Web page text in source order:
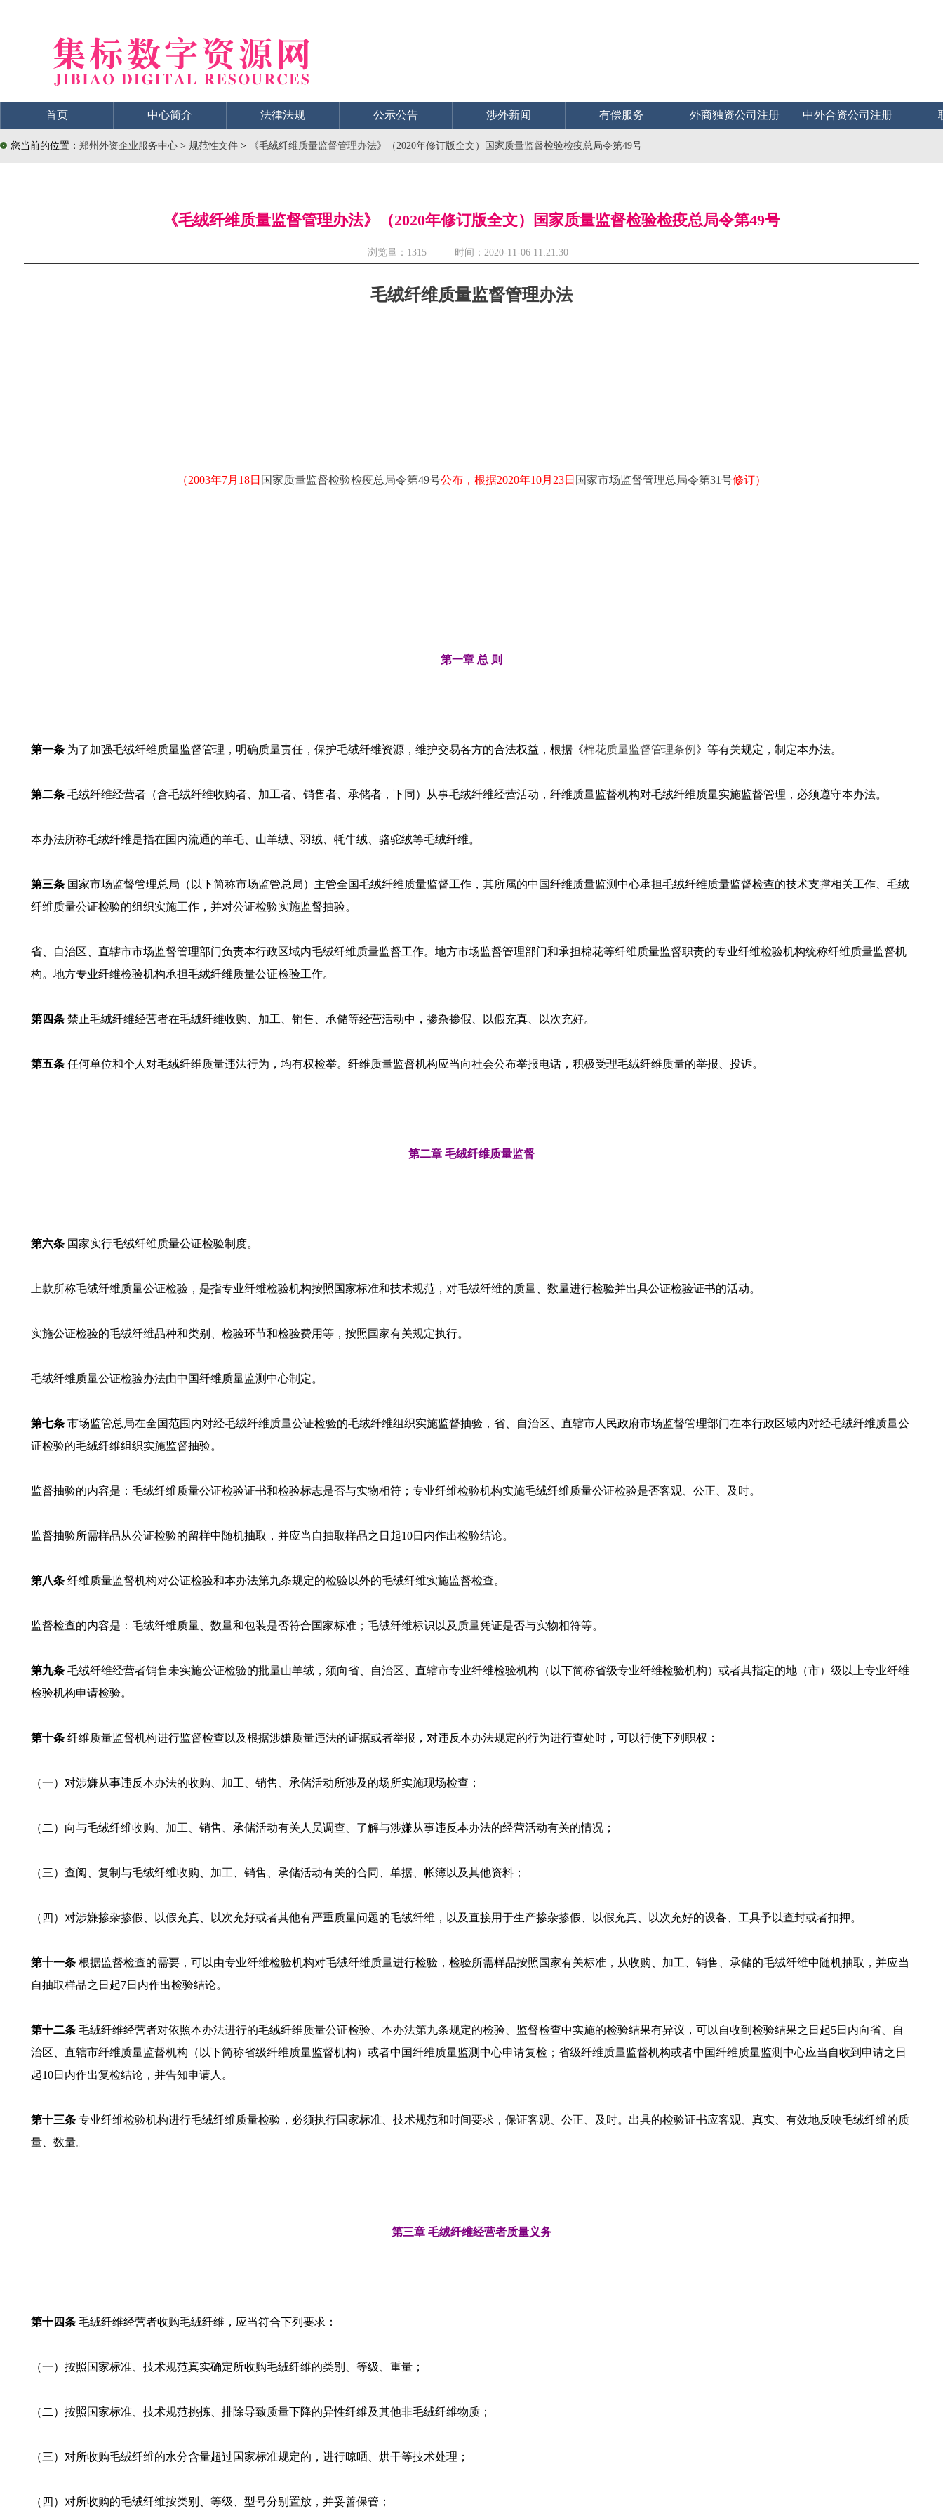
首页 中心简介 法律法规 公示公告 涉外新闻 有偿服务 外商独资公司注册 中外合资公司注册
您当前的位置： 郑州外资企业服务中心 > 规范性文件 > 《毛绒纤维质量监督管理办法》（2020年修订版全文）国家质量监督检验检疫总局令第49号
《毛绒纤维质量监督管理办法》（2020年修订版全文）国家质量监督检验检疫总局令第49号
浏览量： 1315 时间：2020-11-06 11:21:30
毛绒纤维质量监督管理办法
（2003年7月18日 国家质量监督检验检疫总局令第49号公布，根据2020年10月23日 国家市场监督管理总局令第31号修订）
第一章 总 则
第一条 为了加强毛绒纤维质量监督管理，明确质量责任，保护毛绒纤维资源，维护交易各方的合法权益，根据《棉花质量监督管理条例 》等有关规定，制定本办法。
第二条 毛绒纤维经营者（含毛绒纤维收购者、加工者、销售者、承储者，下同）从事毛绒纤维经营活动，纤维质量监督机构对毛绒纤维质量实施监督管理，必须遵守本办法。
本办法所称毛绒纤维是指在国内流通的羊毛、山羊绒、羽绒、牦牛绒、骆驼绒等毛绒纤维。
第三条 国家市场监督管理总局（以下简称市场监管总局）主管全国毛绒纤维质量监督工作，其所属的中国纤维质量监测中心承担毛绒纤维质量监督检查的技术支撑相关工作、毛绒
纤维质量公证检验的组织实施工作，并对公证检验实施监督抽验。
省、自治区、直辖市市场监督管理部门负责本行政区域内毛绒纤维质量监督工作。地方市场监督管理部门和承担棉花等纤维质量监督职责的专业纤维检验机构统称纤维质量监督机
构。地方专业纤维检验机构承担毛绒纤维质量公证检验工作。
第四条 禁止毛绒纤维经营者在毛绒纤维收购、加工、销售、承储等经营活动中，掺杂掺假、以假充真、以次充好。
第五条 任何单位和个人对毛绒纤维质量违法行为，均有权检举。纤维质量监督机构应当向社会公布举报电话，积极受理毛绒纤维质量的举报、投诉。
第二章 毛绒纤维质量监督
第六条 国家实行毛绒纤维质量公证检验制度。
上款所称毛绒纤维质量公证检验，是指专业纤维检验机构按照国家标准和技术规范，对毛绒纤维的质量、数量进行检验并出具公证检验证书的活动。
实施公证检验的毛绒纤维品种和类别、检验环节和检验费用等，按照国家有关规定执行。
毛绒纤维质量公证检验办法由中国纤维质量监测中心制定。
第七条 市场监管总局在全国范围内对经毛绒纤维质量公证检验的毛绒纤维组织实施监督抽验，省、自治区、直辖市人民政府市场监督管理部门在本行政区域内对经毛绒纤维质量公
证检验的毛绒纤维组织实施监督抽验。
监督抽验的内容是：毛绒纤维质量公证检验证书和检验标志是否与实物相符；专业纤维检验机构实施毛绒纤维质量公证检验是否客观、公正、及时。
监督抽验所需样品从公证检验的留样中随机抽取，并应当自抽取样品之日起10日内作出检验结论。
第八条 纤维质量监督机构对公证检验和本办法第九条规定的检验以外的毛绒纤维实施监督检查。
监督检查的内容是：毛绒纤维质量、数量和包装是否符合国家标准；毛绒纤维标识以及质量凭证是否与实物相符等。
第九条 毛绒纤维经营者销售未实施公证检验的批量山羊绒，须向省、自治区、直辖市专业纤维检验机构（以下简称省级专业纤维检验机构）或者其指定的地（市）级以上专业纤维
检验机构申请检验。
第十条 纤维质量监督机构进行监督检查以及根据涉嫌质量违法的证据或者举报，对违反本办法规定的行为进行查处时，可以行使下列职权：
（一）对涉嫌从事违反本办法的收购、加工、销售、承储活动所涉及的场所实施现场检查；
（二）向与毛绒纤维收购、加工、销售、承储活动有关人员调查、了解与涉嫌从事违反本办法的经营活动有关的情况；
（三）查阅、复制与毛绒纤维收购、加工、销售、承储活动有关的合同、单据、帐簿以及其他资料；
（四）对涉嫌掺杂掺假、以假充真、以次充好或者其他有严重质量问题的毛绒纤维，以及直接用于生产掺杂掺假、以假充真、以次充好的设备、工具予以查封或者扣押。
第十一条 根据监督检查的需要，可以由专业纤维检验机构对毛绒纤维质量进行检验，检验所需样品按照国家有关标准，从收购、加工、销售、承储的毛绒纤维中随机抽取，并应当
自抽取样品之日起7日内作出检验结论。
第十二条 毛绒纤维经营者对依照本办法进行的毛绒纤维质量公证检验、本办法第九条规定的检验、监督检查中实施的检验结果有异议，可以自收到检验结果之日起5日内向省、自
治区、直辖市纤维质量监督机构（以下简称省级纤维质量监督机构）或者中国纤维质量监测中心申请复检；省级纤维质量监督机构或者中国纤维质量监测中心应当自收到申请之日
起10日内作出复检结论，并告知申请人。
第十三条 专业纤维检验机构进行毛绒纤维质量检验，必须执行国家标准、技术规范和时间要求，保证客观、公正、及时。出具的检验证书应客观、真实、有效地反映毛绒纤维的质
量、数量。
第三章 毛绒纤维经营者质量义务
第十四条 毛绒纤维经营者收购毛绒纤维，应当符合下列要求：
（一）按照国家标准、技术规范真实确定所收购毛绒纤维的类别、等级、重量；
（二）按照国家标准、技术规范挑拣、排除导致质量下降的异性纤维及其他非毛绒纤维物质；
（三）对所收购毛绒纤维的水分含量超过国家标准规定的，进行晾晒、烘干等技术处理；
（四）对所收购的毛绒纤维按类别、等级、型号分别置放，并妥善保管；